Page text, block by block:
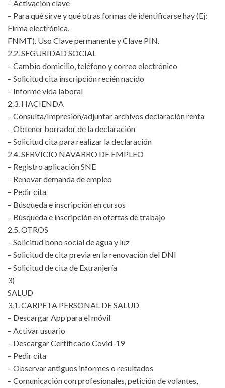
– Activación clave
– Para qué sirve y qué otras formas de identificarse hay (Ej:
Firma electrónica,
FNMT). Uso Clave permanente y Clave PIN.
2.2. SEGURIDAD SOCIAL
– Cambio domicilio, teléfono y correo electrónico
– Solicitud cita inscripción recién nacido
– Informe vida laboral
2.3. HACIENDA
– Consulta/Impresión/adjuntar archivos declaración renta
– Obtener borrador de la declaración
– Solicitud cita para realizar la declaración
2.4. SERVICIO NAVARRO DE EMPLEO
– Registro aplicación SNE
– Renovar demanda de empleo
– Pedir cita
– Búsqueda e inscripción en cursos
– Búsqueda e inscripción en ofertas de trabajo
2.5. OTROS
– Solicitud bono social de agua y luz
– Solicitud de cita previa en la renovación del DNI
– Solicitud de cita de Extranjería
3)
SALUD
3.1. CARPETA PERSONAL DE SALUD
– Descargar App para el móvil
– Activar usuario
– Descargar Certificado Covid-19
– Pedir cita
– Observar antiguos informes o resultados
– Comunicación con profesionales, petición de volantes,